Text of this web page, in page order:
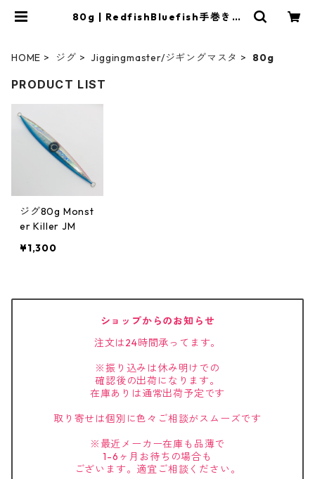
80g | RedfishBluefish手巻き深
HOME ジグ Jiggingmaster/ジギングマスタ 80g
PRODUCT LIST
ジグ80g Monst
er Killer JM
¥1,300
ショップからのお知らせ
注文は24時間承ってます。
※振り込みは休み明けでの
確認後の出荷になります。
在庫ありは通常出荷予定です
取り寄せは個別に色々ご相談がスムーズです
※最近メーカー在庫も品薄で
1-6ヶ月お待ちの場合も
ございます。適宜ご相談ください。